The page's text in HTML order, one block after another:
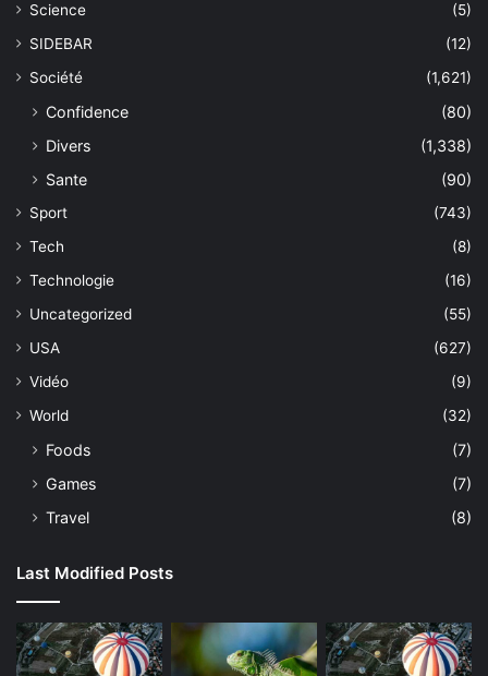
Science
(5)
SIDEBAR
(12)
Société
(1,621)
Confidence
(80)
Divers
(1,338)
Sante
(90)
Sport
(743)
Tech
(8)
Technologie
(16)
Uncategorized
(55)
USA
(627)
Vidéo
(9)
World
(32)
Foods
(7)
Games
(7)
Travel
(8)
Last Modified Posts